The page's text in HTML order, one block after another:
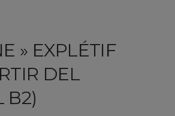
» EXPLÉTIF
DEL
B2)